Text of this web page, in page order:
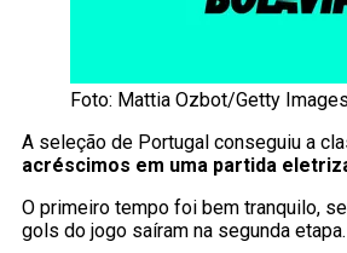
Foto: Mattia Ozbot/Getty Images
A seleção de Portugal conseguiu a
acréscimos em uma partida
O primeiro tempo foi bem tranquilo,
gols do jogo saíram na segunda etapa.